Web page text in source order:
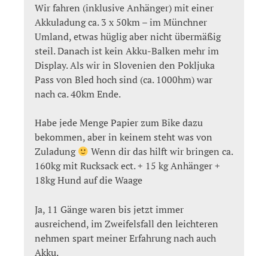
Wir fahren (inklusive Anhänger) mit einer
Akkuladung ca. 3 x 50km – im Münchner
Umland, etwas hüglig aber nicht übermäßig
steil. Danach ist kein Akku-Balken mehr im
Display. Als wir in Slovenien den Pokljuka
Pass von Bled hoch sind (ca. 1000hm) war
nach ca. 40km Ende.
Habe jede Menge Papier zum Bike dazu
bekommen, aber in keinem steht was von
Zuladung
Wenn dir das hilft wir bringen ca.
160kg mit Rucksack ect. + 15 kg Anhänger +
18kg Hund auf die Waage
Ja, 11 Gänge waren bis jetzt immer
ausreichend, im Zweifelsfall den leichteren
nehmen spart meiner Erfahrung nach auch
Akku.